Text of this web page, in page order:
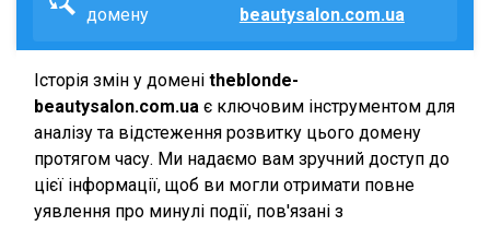
домену
beautysalon.com.ua
Історія змін у домені theblonde-
beautysalon.com.ua є ключовим інструментом для
аналізу та відстеження розвитку цього домену
протягом часу. Ми надаємо вам зручний доступ до
цієї інформації, щоб ви могли отримати повне
уявлення про минулі події, пов'язані з